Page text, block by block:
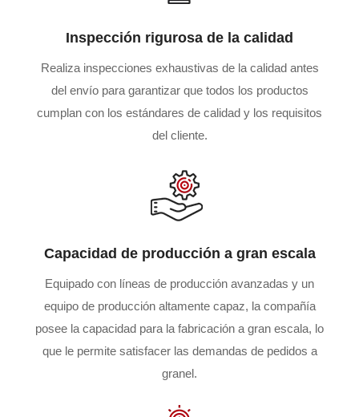
Inspección rigurosa de la calidad
Realiza inspecciones exhaustivas de la calidad antes
del envío para garantizar que todos los productos
cumplan con los estándares de calidad y los requisitos
del cliente.
Capacidad de producción a gran escala
Equipado con líneas de producción avanzadas y un
equipo de producción altamente capaz, la compañía
posee la capacidad para la fabricación a gran escala, lo
que le permite satisfacer las demandas de pedidos a
granel.